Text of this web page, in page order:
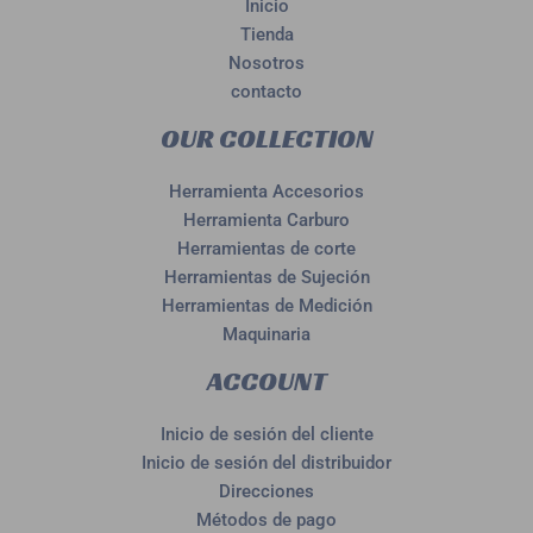
Inicio
Tienda
Nosotros
contacto
OUR COLLECTION
Herramienta Accesorios
Herramienta Carburo
Herramientas de corte
Herramientas de Sujeción
Herramientas de Medición
Maquinaria
ACCOUNT
Inicio de sesión del cliente
Inicio de sesión del distribuidor
Direcciones
Métodos de pago